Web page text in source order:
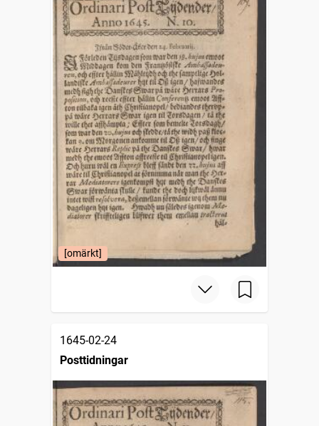
[omärkt]
1645-02-24
Posttidningar